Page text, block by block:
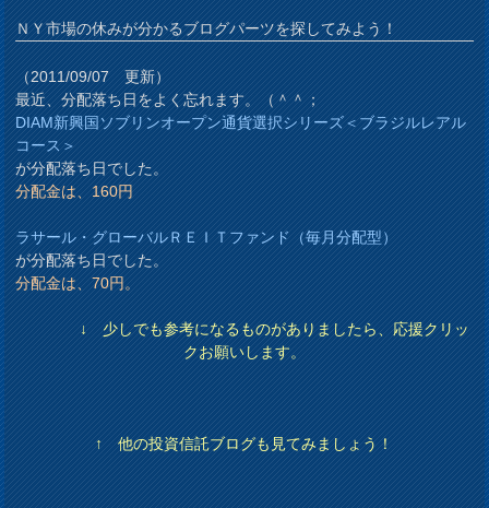
ＮＹ市場の休みが分かるブログパーツを探してみよう！
（2011/09/07 更新）
最近、分配落ち日をよく忘れます。（＾＾；
DIAM新興国ソブリンオープン通貨選択シリーズ＜ブラジルレアル
コース＞
が分配落ち日でした。
分配金は、160円
ラサール・グローバルＲＥＩＴファンド（毎月分配型）
が分配落ち日でした。
分配金は、70円。
↓ 少しでも参考になるものがありましたら、応援クリッ
クお願いします。
↑ 他の投資信託ブログも見てみましょう！